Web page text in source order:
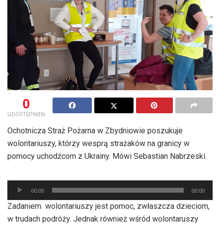
0
UDOSTĘPNIEŃ
Ochotnicza Straż Pożarna w Zbydniowie poszukuje
wolontariuszy, którzy wesprą strażaków na granicy w
pomocy uchodźcom z Ukrainy. Mówi Sebastian Nabrzeski.
plików
dźwiękowych
00:00 00:00
Zadaniem wolontariuszy jest pomoc, zwłaszcza dzieciom,
w trudach podróży. Jednak również wśród wolontaruszy